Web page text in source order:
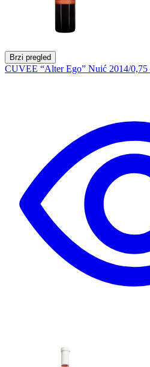
Brzi pregled
CUVEE “Alter Ego” Nuić 2014/0,75